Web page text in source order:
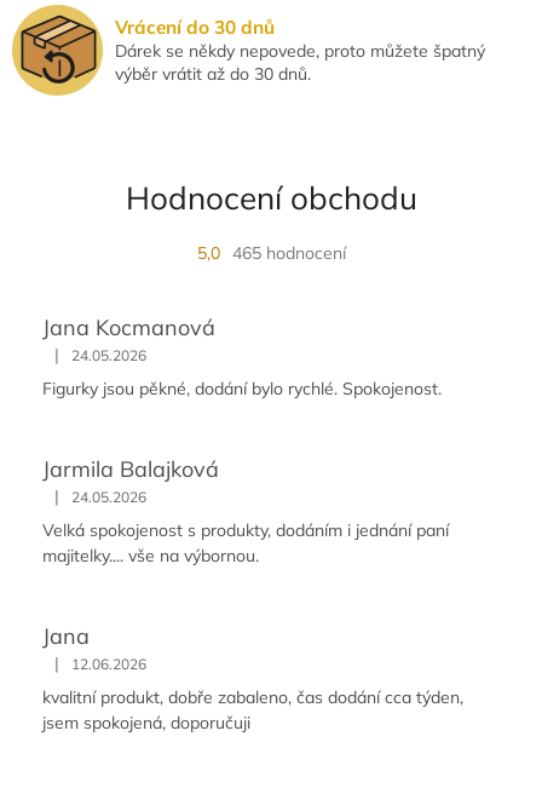
Vrácení do 30 dnů
Dárek se někdy nepovede, proto můžete špatný
výběr vrátit až do 30 dnů.
Hodnocení obchodu
5,0 465 hodnocení
Jana Kocmanová
| 24.05.2026
Figurky jsou pěkné, dodání bylo rychlé. Spokojenost.
Jarmila Balajková
| 24.05.2026
Velká spokojenost s produkty, dodáním i jednání paní
majitelky.... vše na výbornou.
Jana
| 12.06.2026
kvalitní produkt, dobře zabaleno, čas dodání cca týden,
jsem spokojená, doporučuji